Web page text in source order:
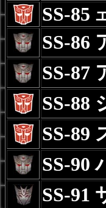
SS-85
SS-86
SS-87
SS-88
SS-89
SS-90
SS-91